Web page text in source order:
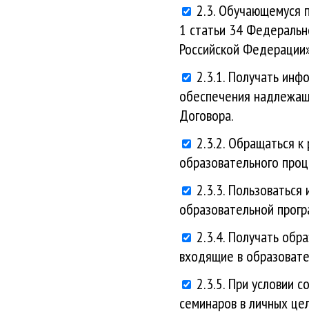
2.3. Обучающемуся
1 статьи 34
Российской
2.3.1. Получать
обеспечения
Договора.
2.3.2. Обращаться
образовательного
2.3.3.
образовательной
2.3.4. Получать
входящие в
2.3.5. При условии
семинаров в личных